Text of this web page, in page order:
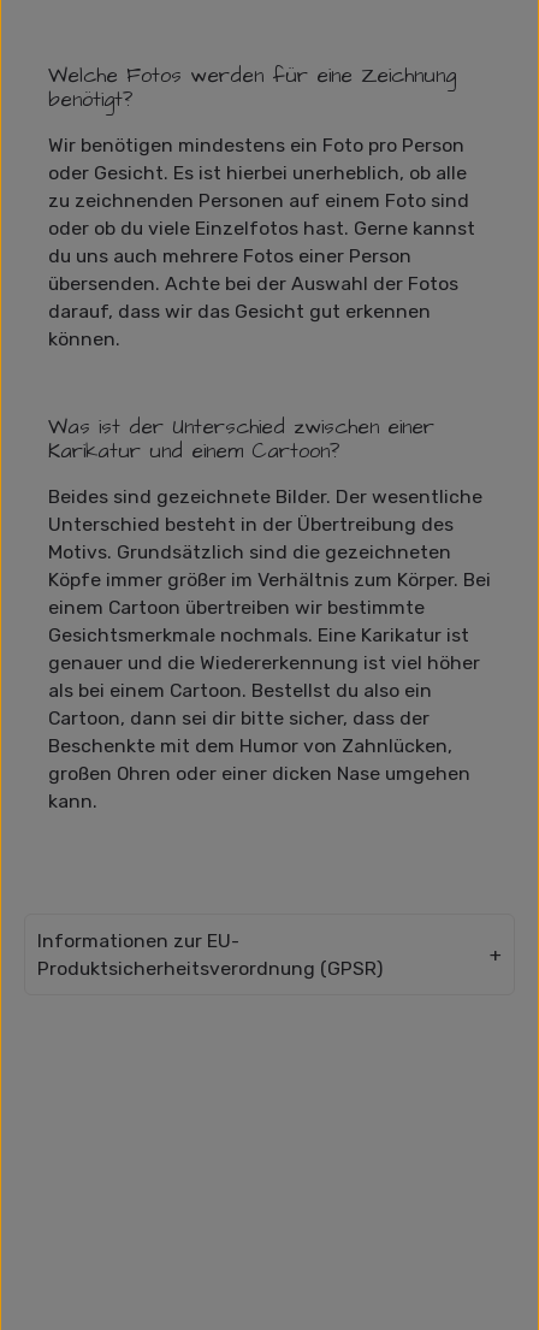
Welche Fotos werden für eine Zeichnung
benötigt?
Wir benötigen mindestens ein Foto pro Person
oder Gesicht. Es ist hierbei unerheblich, ob alle
zu zeichnenden Personen auf einem Foto sind
oder ob du viele Einzelfotos hast. Gerne kannst
du uns auch mehrere Fotos einer Person
übersenden. Achte bei der Auswahl der Fotos
darauf, dass wir das Gesicht gut erkennen
können.
Was ist der Unterschied zwischen einer
Karikatur und einem Cartoon?
Beides sind gezeichnete Bilder. Der wesentliche
Unterschied besteht in der Übertreibung des
Motivs. Grundsätzlich sind die gezeichneten
Köpfe immer größer im Verhältnis zum Körper. Bei
einem Cartoon übertreiben wir bestimmte
Gesichtsmerkmale nochmals. Eine Karikatur ist
genauer und die Wiedererkennung ist viel höher
als bei einem Cartoon. Bestellst du also ein
Cartoon, dann sei dir bitte sicher, dass der
Beschenkte mit dem Humor von Zahnlücken,
großen Ohren oder einer dicken Nase umgehen
kann.
Informationen zur EU-
Produktsicherheitsverordnung (GPSR)